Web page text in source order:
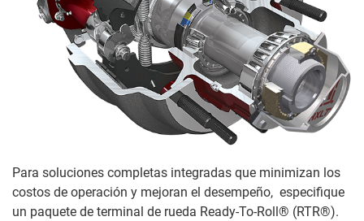
Para soluciones completas integradas que minimizan los
costos de operación y mejoran el desempeño, especifique
un paquete de terminal de rueda Ready-To-Roll® (RTR®).